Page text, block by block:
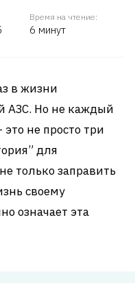
Время на чтение:
6 минут
в жизни
АЗС. Но не каждый
это не просто три
для
только заправить
своему
означает эта